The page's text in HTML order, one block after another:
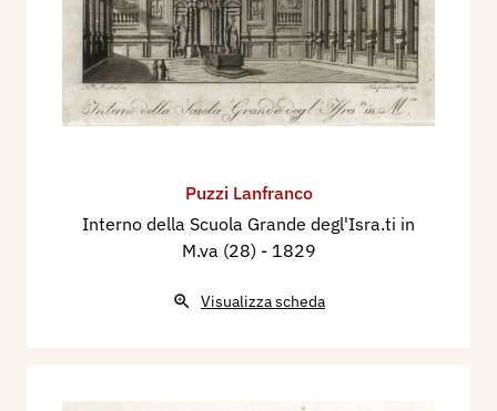
Puzzi Lanfranco
Interno della Scuola Grande degl'Isra.ti in
M.va (28) - 1829
Visualizza scheda